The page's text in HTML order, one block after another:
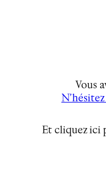
Vous
Et cliquez ici